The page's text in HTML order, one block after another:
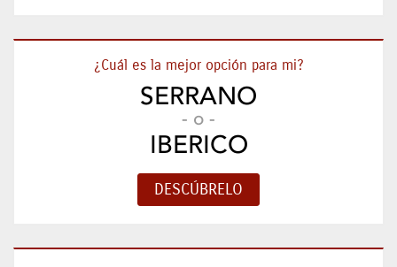
¿Cuál es la mejor opción para mi?
SERRANO
- o -
IBERICO